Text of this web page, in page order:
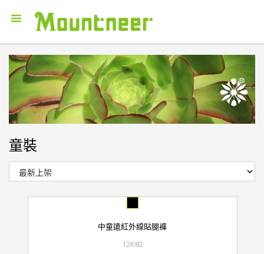
童裝
中童遠紅外線貼腿褲
12K82